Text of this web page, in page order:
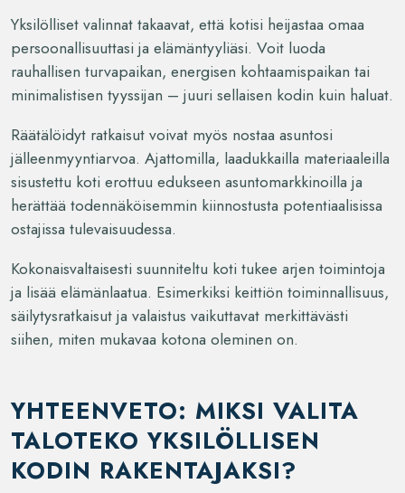
Yksilölliset valinnat takaavat, että kotisi heijastaa omaa
persoonallisuuttasi ja elämäntyyliäsi. Voit luoda
rauhallisen turvapaikan, energisen kohtaamispaikan tai
minimalistisen tyyssijan – juuri sellaisen kodin kuin haluat.
Räätälöidyt ratkaisut voivat myös nostaa asuntosi
jälleenmyyntiarvoa. Ajattomilla, laadukkailla materiaaleilla
sisustettu koti erottuu edukseen asuntomarkkinoilla ja
herättää todennäköisemmin kiinnostusta potentiaalisissa
ostajissa tulevaisuudessa.
Kokonaisvaltaisesti suunniteltu koti tukee arjen toimintoja
ja lisää elämänlaatua. Esimerkiksi keittiön toiminnallisuus,
säilytysratkaisut ja valaistus vaikuttavat merkittävästi
siihen, miten mukavaa kotona oleminen on.
YHTEENVETO: MIKSI VALITA
TALOTEKO YKSILÖLLISEN
KODIN RAKENTAJAKSI?